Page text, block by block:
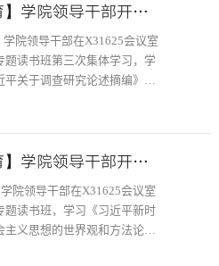
【主题教育】学院领导干部开展主题教育专题读书班第三次集体学习
院领导干部在X31625会议室
题读书班第三次集体学习，学
关于调查研究论述摘编》
领学...
【主题教育】学院领导干部开展主题教育专题读书班学习
院领导干部在X31625会议室
题读书班，学习《习近平新时
义思想的世界观和方法论专